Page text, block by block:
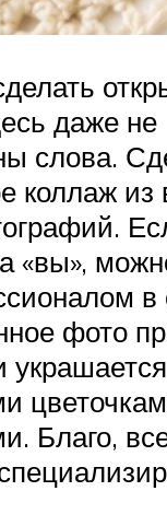
даже не
слова.
коллаж
«вы»,
в
фото
украшается
Благо,